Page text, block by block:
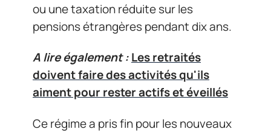
ou une taxation réduite sur les
pensions étrangères pendant dix ans.
A lire également :Les retraités
doivent faire des activités qu'ils
aiment pour rester actifs et éveillés
Ce régime a pris fin pour les nouveaux